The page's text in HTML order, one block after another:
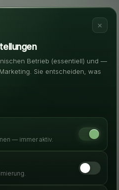
✕
Betrieb (essentiell) und —
Sie entscheiden, was
— immer aktiv.